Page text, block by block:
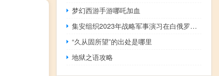
梦幻西游手游哪吒加血
集安组织2023年战略军事演习在白俄罗斯举行
“久从固所望”的出处是哪里
地狱之语攻略